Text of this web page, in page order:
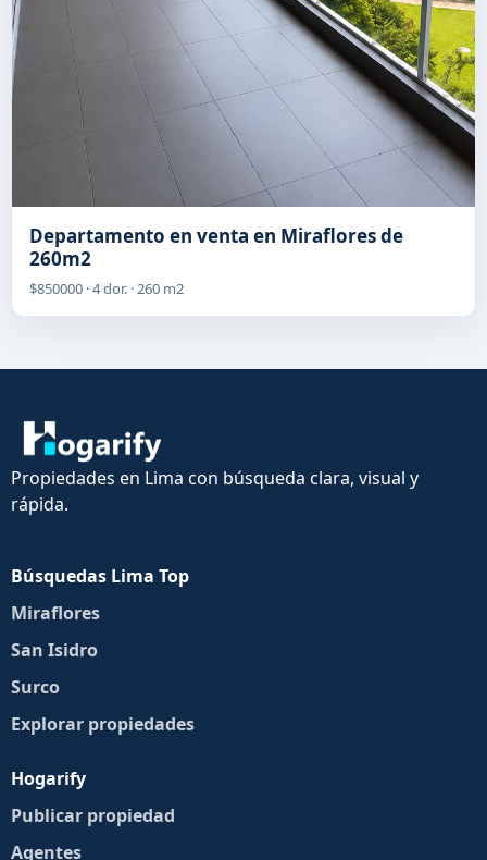
Departamento en venta en Miraflores de
260m2
$850000 · 4 dor. · 260 m2
Propiedades en Lima con búsqueda clara, visual y
rápida.
Búsquedas Lima Top
Miraflores
San Isidro
Surco
Explorar propiedades
Hogarify
Publicar propiedad
Agentes